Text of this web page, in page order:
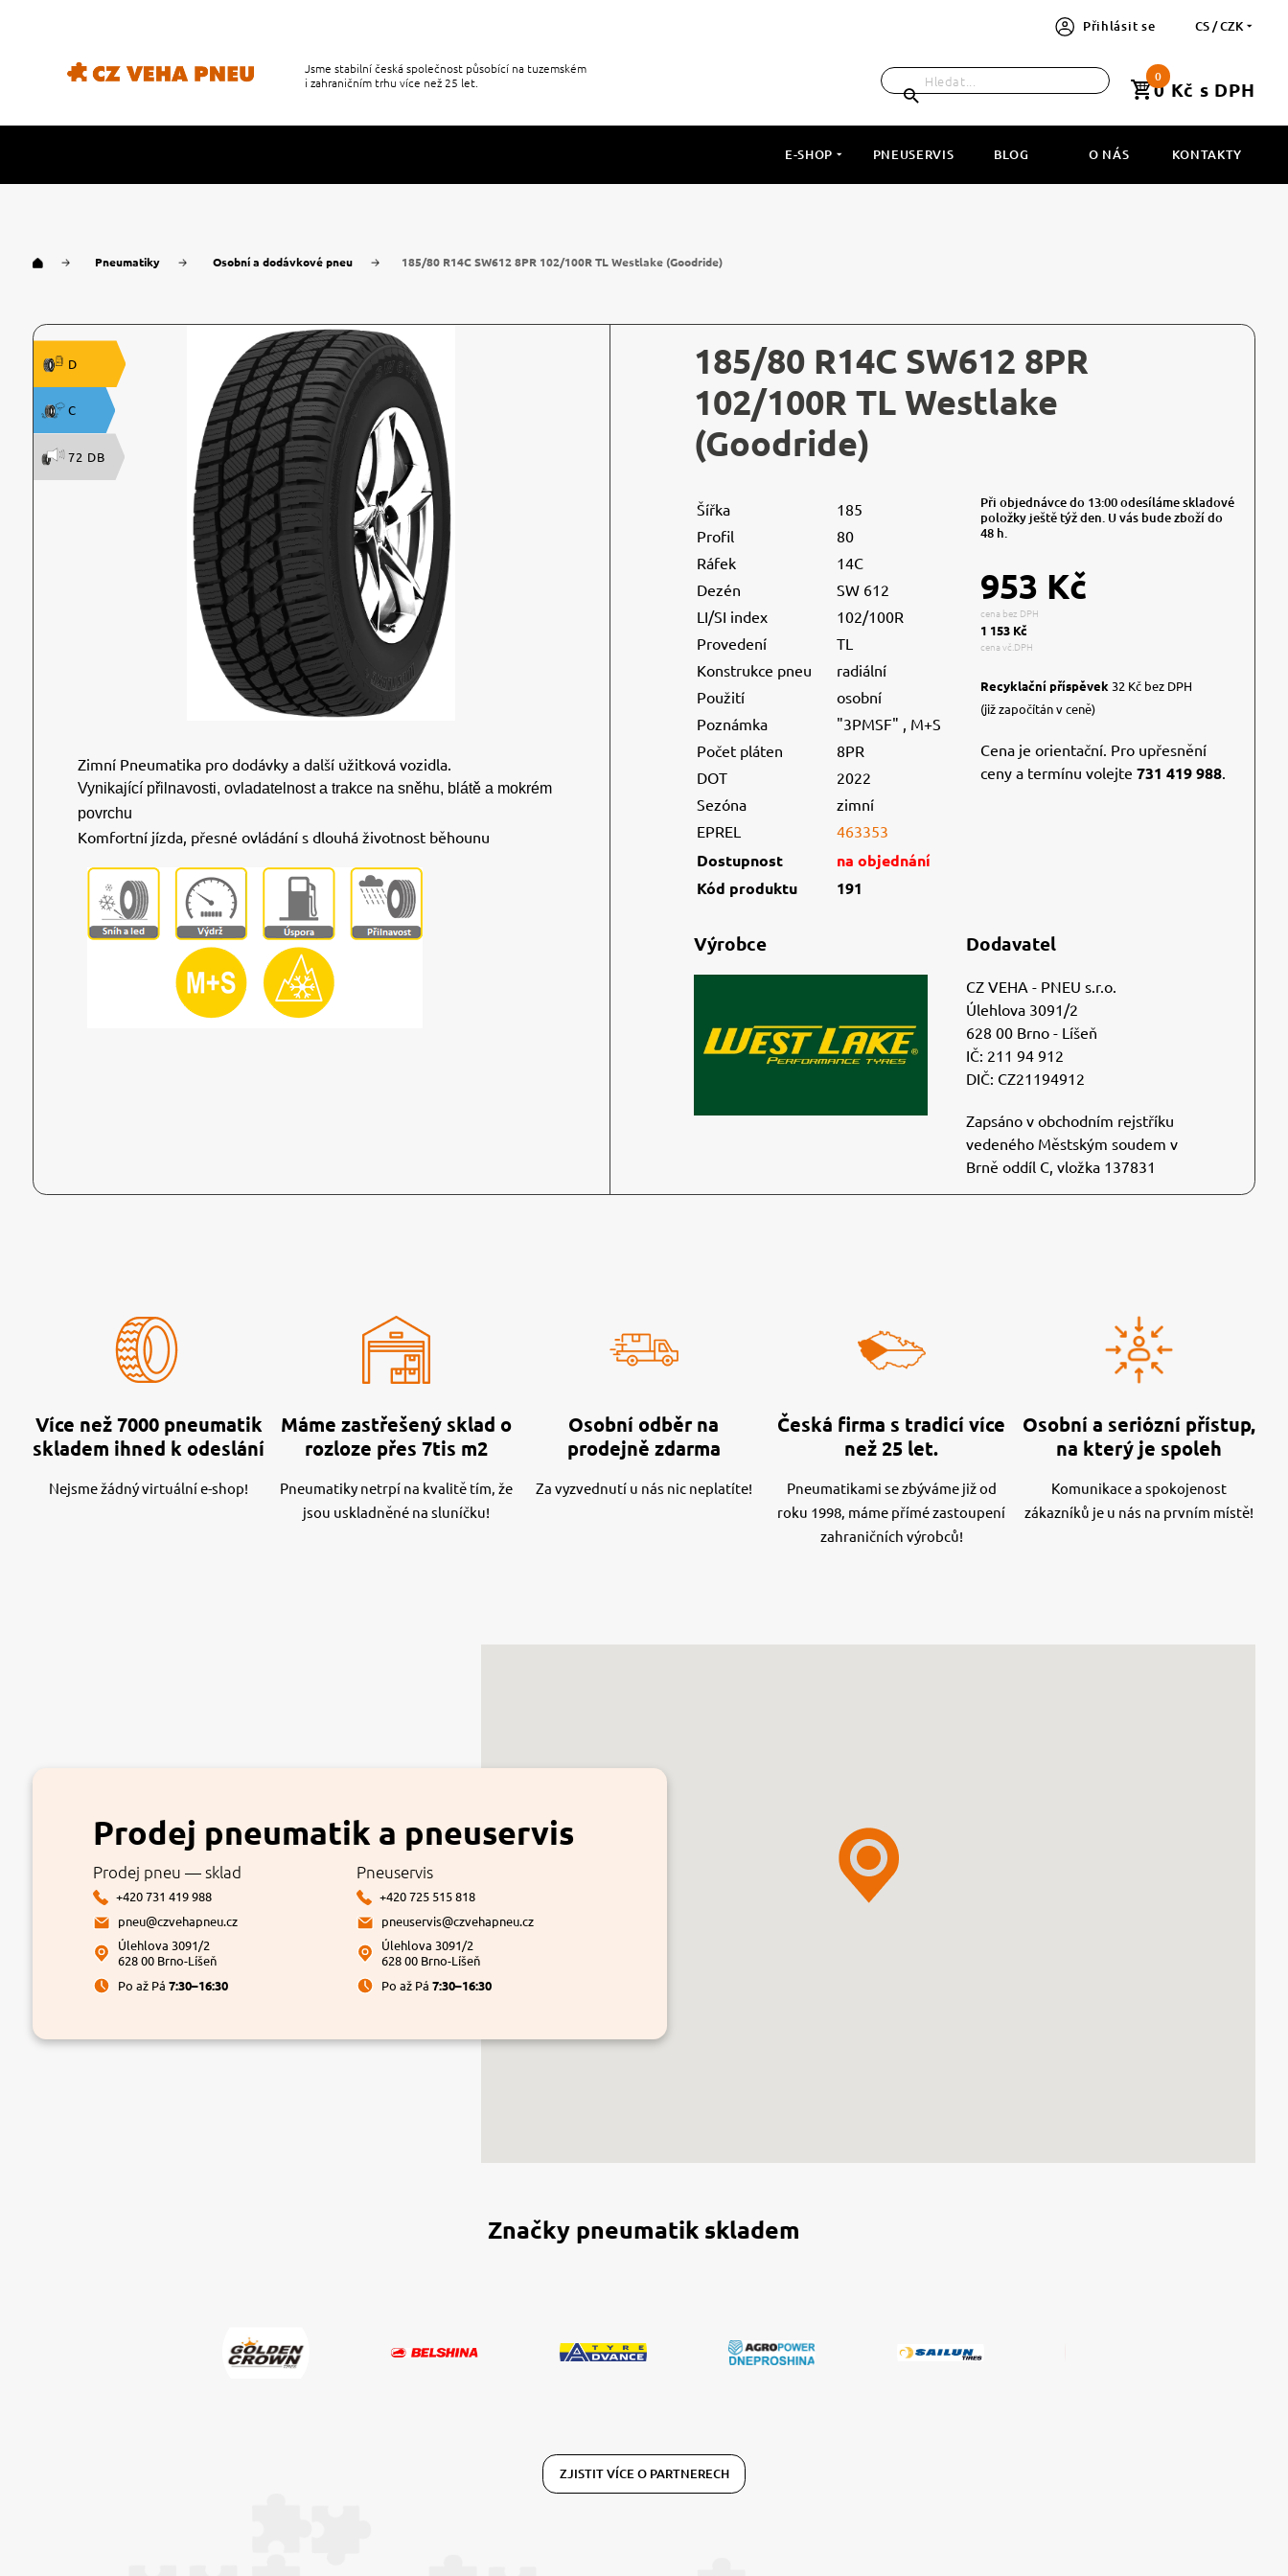
Přihlásit se CS / CZK
Jsme stabilní česká společnost působící na tuzemském
i zahraničním trhu více než 25 let.
0
0 Kč s DPH
E-SHOP PNEUSERVIS BLOG O NÁS KONTAKTY
Pneumatiky Osobní a dodávkové pneu 185/80 R14C SW612 8PR 102/100R TL Westlake (Goodride)
D
C
72 DB
Zimní Pneumatika pro dodávky a další užitková vozidla.
Vynikající přilnavosti, ovladatelnost a trakce na sněhu, blátě a mokrém
povrchu
Komfortní jízda, přesné ovládání s dlouhá životnost běhounu
185/80 R14C SW612 8PR
102/100R TL Westlake
(Goodride)
Šířka
185
Profil
80
Ráfek
14C
Dezén
SW 612
LI/SI index
102/100R
Provedení
TL
Konstrukce pneu
radiální
Použití
osobní
Poznámka
"3PMSF" , M+S
Počet pláten
8PR
DOT
2022
Sezóna
zimní
EPREL
463353
Dostupnost
na objednání
Kód produktu
191
Při objednávce do 13:00 odesíláme skladové
položky ještě týž den. U vás bude zboží do
48 h.
953 Kč
cena bez DPH
1 153 Kč
cena vč.DPH
Recyklační příspěvek32 Kč bez DPH
(již započítán v ceně)
Cena je orientační. Pro upřesnění
ceny a termínu volejte731 419 988.
Výrobce Dodavatel
CZ VEHA - PNEU s.r.o.
Úlehlova 3091/2
628 00 Brno - Líšeň
IČ: 211 94 912
DIČ: CZ21194912
Zapsáno v obchodním rejstříku
vedeného Městským soudem v
Brně oddíl C, vložka 137831
Více než 7000 pneumatik
skladem ihned k odeslání
Nejsme žádný virtuální e-shop!
Máme zastřešený sklad o
rozloze přes 7tis m2
Pneumatiky netrpí na kvalitě tím, že
jsou uskladněné na sluníčku!
Osobní odběr na
prodejně zdarma
Za vyzvednutí u nás nic neplatíte!
Česká firma s tradicí více
než 25 let.
Pneumatikami se zbýváme již od
roku 1998, máme přímé zastoupení
zahraničních výrobců!
Osobní a seriózní přístup,
na který je spoleh
Komunikace a spokojenost
zákazníků je u nás na prvním místě!
Prodej pneumatik a pneuservis
Prodej pneu — sklad
+420 731 419 988
pneu@czvehapneu.cz
Úlehlova 3091/2
628 00 Brno-Líšeň
Po až Pá 7:30–16:30
Pneuservis
+420 725 515 818
pneuservis@czvehapneu.cz
Úlehlova 3091/2
628 00 Brno-Líšeň
Po až Pá7:30–16:30
Značky pneumatik skladem
ZJISTIT VÍCE O PARTNERECH